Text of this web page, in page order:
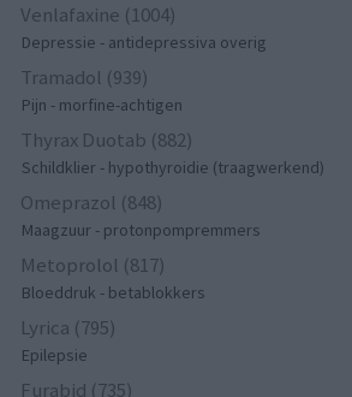
Venlafaxine (1004)
Depressie - antidepressiva overig
Tramadol (939)
Pijn - morfine-achtigen
Thyrax Duotab (882)
Schildklier - hypothyroidie (traagwerkend)
Omeprazol (848)
Maagzuur - protonpompremmers
Metoprolol (817)
Bloeddruk - betablokkers
Lyrica (795)
Epilepsie
Furabid (735)